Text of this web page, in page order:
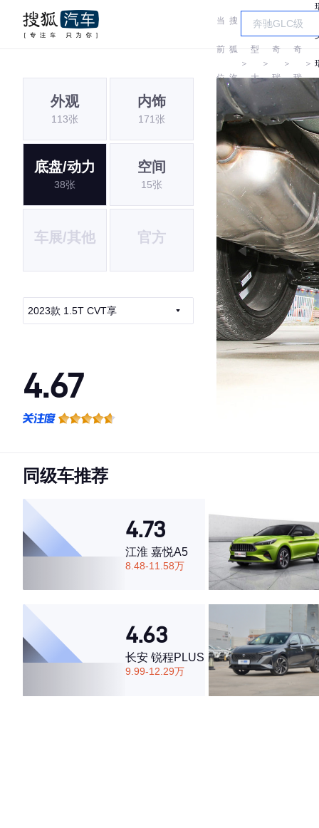
当
前
位
置:
搜
狐
汽
车
＞
车
型
大
＞
奇
瑞
＞
奇
瑞
＞
5
外观
113张
内饰
171张
底盘/动力
38张
空间
15张
车展/其他 官方
2023款 1.5T CVT享
4.67
·空间表现较为优秀，优于53%同级车
同级车推荐
4.73
江淮 嘉悦A5
8.48-11.58万
4.63
长安 锐程PLUS
9.99-12.29万